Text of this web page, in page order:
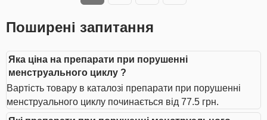
Поширені запитання
Яка ціна на препарати при порушенні
менструального циклу ?
Вартість товару в каталозі препарати при порушенні
менструального циклу починається від 77.5 грн.